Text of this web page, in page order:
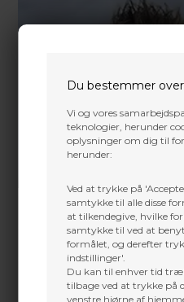
Du bestemmer
Vi og vores
teknologier, herunder
oplysninger om dig til
herunder:
Ved at trykke på
samtykke til alle disse
at tilkendegive, hvilke
samtykke til ved at
formålet, og derefter
indstillinger'.
Du kan til enhver tid
tilbage ved at trykke på
venstre hjørne af